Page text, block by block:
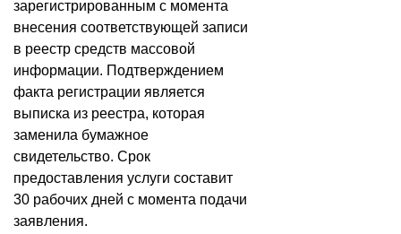
зарегистрированным с момента
внесения соответствующей записи
в реестр средств массовой
информации. Подтверждением
факта регистрации является
выписка из реестра, которая
заменила бумажное
свидетельство. Срок
предоставления услуги составит
30 рабочих дней с момента подачи
заявления.